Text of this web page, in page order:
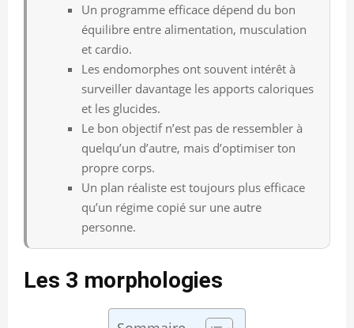
Un programme efficace dépend du bon
équilibre entre alimentation, musculation
et cardio.
Les endomorphes ont souvent intérêt à
surveiller davantage les apports caloriques
et les glucides.
Le bon objectif n’est pas de ressembler à
quelqu’un d’autre, mais d’optimiser ton
propre corps.
Un plan réaliste est toujours plus efficace
qu’un régime copié sur une autre
personne.
Les 3 morphologies